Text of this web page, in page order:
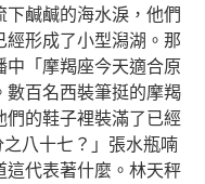
鹹鹹的海水淚，他們
形成了小型潟湖。那
「摩羯座今天適合原
數百名西裝筆挺的摩羯
們的鞋子裡裝滿了已經
八十七？」張水瓶喃
這代表著什麼。林天秤